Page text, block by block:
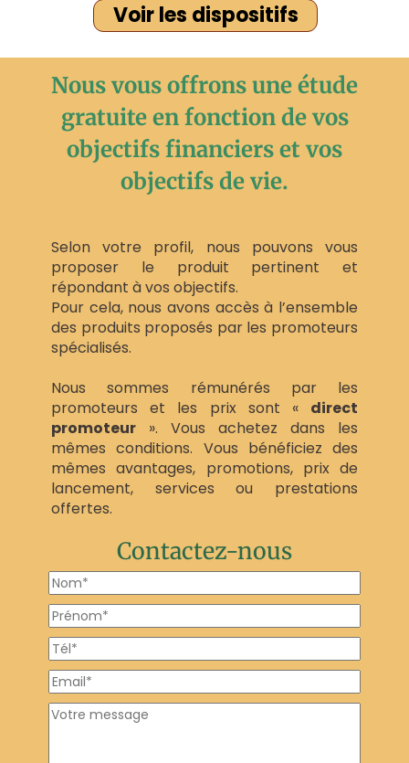
Voir les dispositifs
Nous vous offrons une étude
gratuite en fonction de vos
objectifs financiers et vos
objectifs de vie.
Selon votre profil, nous pouvons vous
proposer le produit pertinent et
répondant à vos objectifs.
Pour cela, nous avons accès à l’ensemble
des produits proposés par les promoteurs
spécialisés.
Nous sommes rémunérés par les
promoteurs et les prix sont « direct
promoteur ». Vous achetez dans les
mêmes conditions. Vous bénéficiez des
mêmes avantages, promotions, prix de
lancement, services ou prestations
offertes.
Contactez-nous